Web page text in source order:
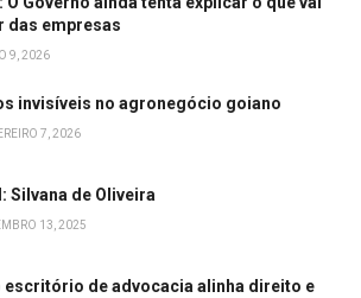
das empresas
9, 2026
invisíveis no agronegócio goiano
7, 2026
Silvana de Oliveira
13, 2025
escritório de advocacia alinha direito e